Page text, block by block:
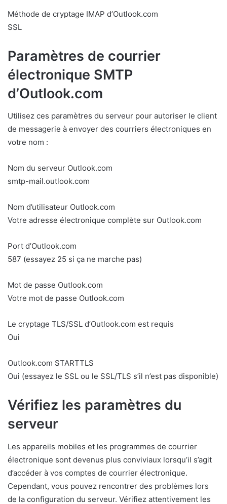
Méthode de cryptage IMAP d’Outlook.com
SSL
Paramètres de courrier
électronique SMTP
d’Outlook.com
Utilisez ces paramètres du serveur pour autoriser le client
de messagerie à envoyer des courriers électroniques en
votre nom :
Nom du serveur Outlook.com
smtp-mail.outlook.com
Nom d’utilisateur Outlook.com
Votre adresse électronique complète sur Outlook.com
Port d’Outlook.com
587 (essayez 25 si ça ne marche pas)
Mot de passe Outlook.com
Votre mot de passe Outlook.com
Le cryptage TLS/SSL d’Outlook.com est requis
Oui
Outlook.com STARTTLS
Oui (essayez le SSL ou le SSL/TLS s’il n’est pas disponible)
Vérifiez les paramètres du
serveur
Les appareils mobiles et les programmes de courrier
électronique sont devenus plus conviviaux lorsqu’il s’agit
d’accéder à vos comptes de courrier électronique.
Cependant, vous pouvez rencontrer des problèmes lors
de la configuration du serveur. Vérifiez attentivement les